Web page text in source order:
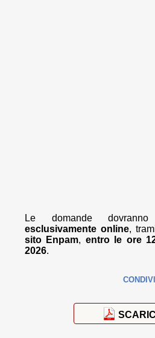
Le domande
esclusivamente online,
sito Enpam, entro le ore
2026.